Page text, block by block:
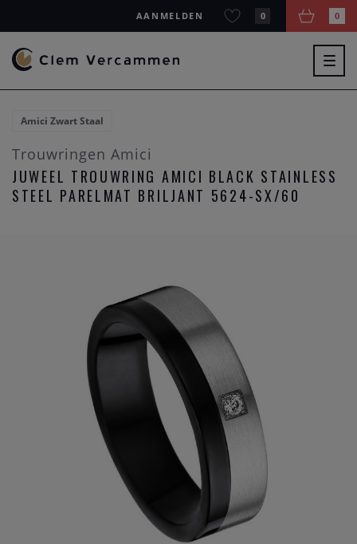
AANMELDEN 0 0
Amici Zwart Staal
Trouwringen Amici
JUWEEL TROUWRING AMICI BLACK STAINLESS
STEEL PARELMAT BRILJANT 5624-SX/60